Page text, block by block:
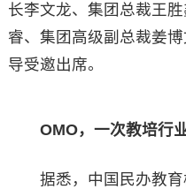
长李文龙、集团总裁王
睿、集团高级副总裁姜
导受邀出席。
OMO， 一次教培行
据悉，中国民办教育